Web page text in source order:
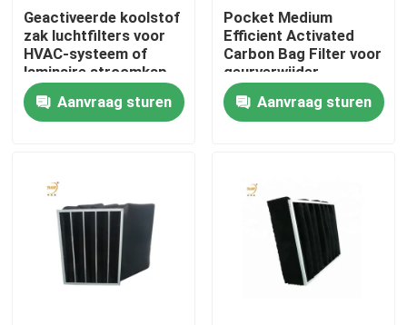
Producten
Video's
Ongeveer ons
Fabrieksreis
Kwaliteitscontrole
Geactiveerde koolstof
zak luchtfilters voor
HVAC-systeem of
laminaire stroomkap
Aanvraag sturen
Pocket Medium
Efficient Activated
Carbon Bag Filter voor
geurverwijder
Aanvraag sturen